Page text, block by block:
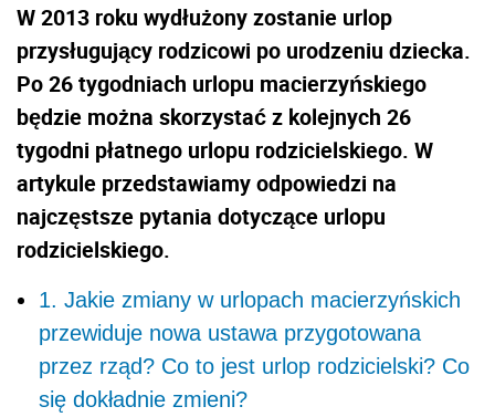
W 2013 roku wydłużony zostanie urlop
przysługujący rodzicowi po urodzeniu dziecka.
Po 26 tygodniach urlopu macierzyńskiego
będzie można skorzystać z kolejnych 26
tygodni płatnego urlopu rodzicielskiego. W
artykule przedstawiamy odpowiedzi na
najczęstsze pytania dotyczące urlopu
rodzicielskiego.
1. Jakie zmiany w urlopach macierzyńskich
przewiduje nowa ustawa przygotowana
przez rząd? Co to jest urlop rodzicielski? Co
się dokładnie zmieni?